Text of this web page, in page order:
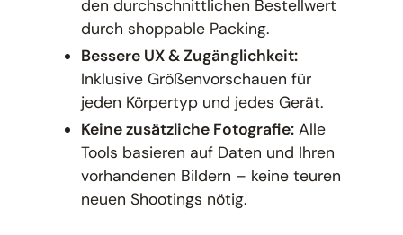
den durchschnittlichen Bestellwert
durch shoppable Packing.
Bessere UX & Zugänglichkeit:
Inklusive Größenvorschauen für
jeden Körpertyp und jedes Gerät.
Keine zusätzliche Fotografie:Alle
Tools basieren auf Daten und Ihren
vorhandenen Bildern – keine teuren
neuen Shootings nötig.